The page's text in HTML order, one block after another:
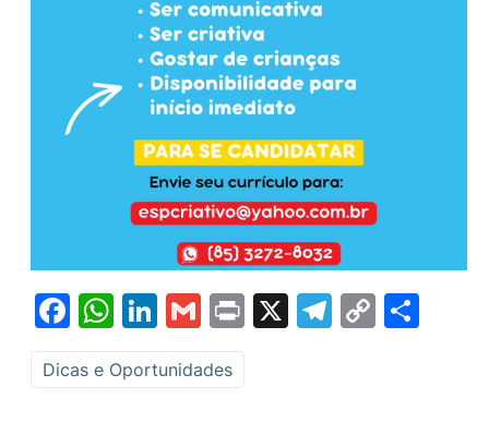
Facebook
WhatsApp
LinkedIn
GmailPrint
X Telegram
Copy
Dicas e Oportunidades